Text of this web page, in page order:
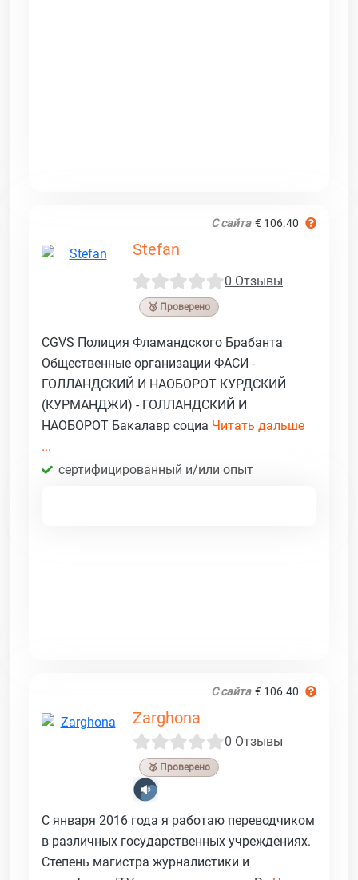
С сайта € 106.40
Stefan
0 Отзывы
🥉 Проверено
CGVS Полиция Фламандского Брабанта
Общественные организации ФАСИ -
ГОЛЛАНДСКИЙ И НАОБОРОТ КУРДСКИЙ
(КУРМАНДЖИ) - ГОЛЛАНДСКИЙ И
НАОБОРОТ Бакалавр социа Читать дальше
...
сертифицированный и/или опыт
С сайта € 106.40
Zarghona
0 Отзывы
🥉 Проверено
С января 2016 года я работаю переводчиком
в различных государственных учреждениях.
Степень магистра журналистики и